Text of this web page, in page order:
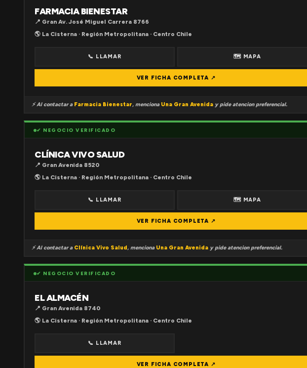
FARMACIA BIENESTAR
📍 Gran Av. José Miguel Carrera 8766
🌎 La Cisterna · Región Metropolitana · Centro Chile
📞 LLAMAR 🗺 MAPA
VER FICHA COMPLETA ↗
⚡ Al contactar a Farmacia Bienestar, menciona Una Gran Avenida y pide atencion preferencial.
✔ NEGOCIO VERIFICADO
CLÍNICA VIVO SALUD
📍 Gran Avenida 8520
🌎 La Cisterna · Región Metropolitana · Centro Chile
📞 LLAMAR 🗺 MAPA
VER FICHA COMPLETA ↗
⚡ Al contactar a Clínica Vivo Salud, menciona Una Gran Avenida y pide atencion preferencial.
✔ NEGOCIO VERIFICADO
EL ALMACÉN
📍 Gran Avenida 8740
🌎 La Cisterna · Región Metropolitana · Centro Chile
📞 LLAMAR
VER FICHA COMPLETA ↗